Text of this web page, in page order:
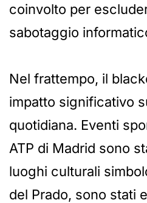
coinvolto per
sabotaggio
Nel frattempo, il
impatto significativo
quotidiana. Eventi
ATP di Madrid sono
luoghi culturali
del Prado, sono stati